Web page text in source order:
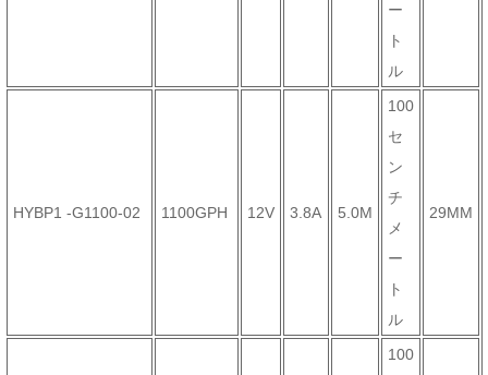
ー
ト
ル
HYBP1 -G1100-02 1100GPH 12V 3.8A 5.0M
100
セ
ン
チ
メ
ー
ト
ル
29MM
100